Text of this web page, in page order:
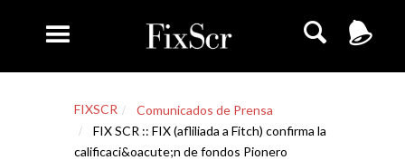
FIXSCR
Comunicados de Prensa
FIX SCR :: FIX (afliliada a Fitch) confirma la
calificaci&oacute;n de fondos Pionero